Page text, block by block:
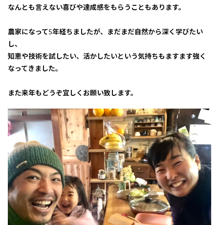
なんとも言えない喜びや達成感をもらうこともあります。
農家になって5年経ちましたが、まだまだ自然から深く学びたい
し、
知恵や技術を試したい、活かしたいという気持ちもますます強く
なってきました。
また来年もどうぞ宜しくお願い致します。